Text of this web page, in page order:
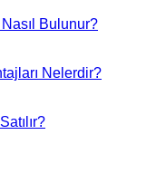
Bulunur?
Nelerdir?